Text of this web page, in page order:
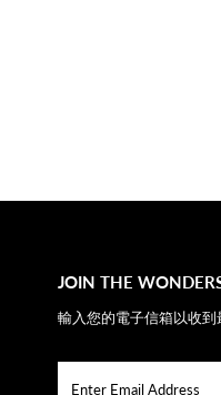
JOIN THE
輸入您的電子信箱以收到